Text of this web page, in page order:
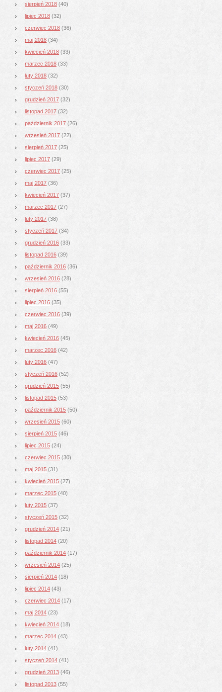
sierpień 2018 (40)
lipiec 2018 (32)
czerwiec 2018 (36)
maj 2018 (34)
kwiecień 2018 (33)
marzec 2018 (33)
luty 2018 (32)
styczeń 2018 (30)
grudzień 2017 (32)
listopad 2017 (32)
październik 2017 (26)
wrzesień 2017 (22)
sierpień 2017 (25)
lipiec 2017 (29)
czerwiec 2017 (25)
maj 2017 (36)
kwiecień 2017 (37)
marzec 2017 (27)
luty 2017 (38)
styczeń 2017 (34)
grudzień 2016 (33)
listopad 2016 (39)
październik 2016 (36)
wrzesień 2016 (28)
sierpień 2016 (55)
lipiec 2016 (35)
czerwiec 2016 (39)
maj 2016 (49)
kwiecień 2016 (45)
marzec 2016 (42)
luty 2016 (47)
styczeń 2016 (52)
grudzień 2015 (55)
listopad 2015 (53)
październik 2015 (50)
wrzesień 2015 (60)
sierpień 2015 (46)
lipiec 2015 (24)
czerwiec 2015 (30)
maj 2015 (31)
kwiecień 2015 (27)
marzec 2015 (40)
luty 2015 (37)
styczeń 2015 (32)
grudzień 2014 (21)
listopad 2014 (20)
październik 2014 (17)
wrzesień 2014 (25)
sierpień 2014 (18)
lipiec 2014 (43)
czerwiec 2014 (17)
maj 2014 (23)
kwiecień 2014 (18)
marzec 2014 (43)
luty 2014 (41)
styczeń 2014 (41)
grudzień 2013 (46)
listopad 2013 (55)